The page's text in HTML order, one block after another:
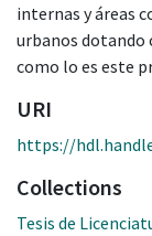
internas y áreas
urbanos dotando
como lo es este
URI
https://
Collections
Tesis de